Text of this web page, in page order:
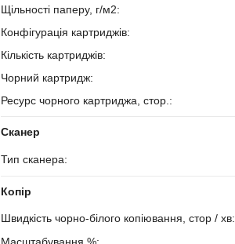
Щільності паперу, г/м2:
Конфігурація картриджів:
Кількість картриджів:
Чорний картридж:
Ресурс чорного картриджа, стор.:
Сканер
Тип сканера:
Копір
Швидкість чорно-білого копіювання, стор / хв: